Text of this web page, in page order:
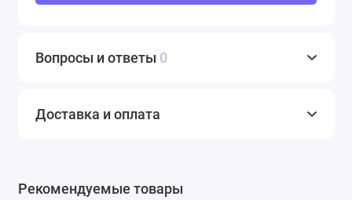
Вопросы и ответы 0
Доставка и оплата
Рекомендуемые товары